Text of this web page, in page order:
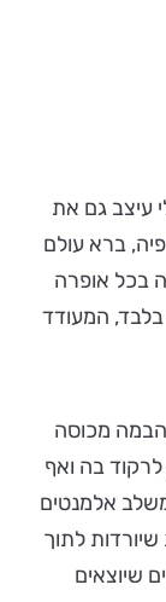
עיצב גם את
ברא עולם
בכל אופרה
המעודד
מכוסה
בה ואף
אלמנטים
שיורדות לתוך
שיוצאים